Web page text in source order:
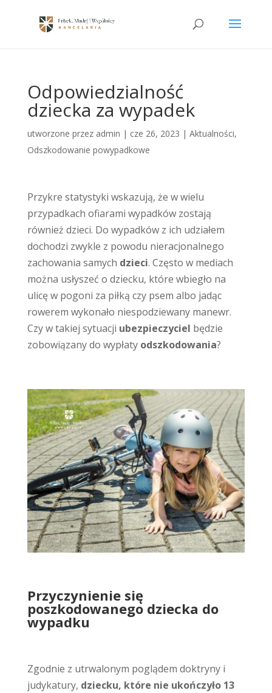
Odpowiedzialność
dziecka za wypadek
utworzone przez admin | cze 26, 2023 | Aktualności,
Odszkodowanie powypadkowe
Przykre statystyki wskazują, że w wielu
przypadkach ofiarami wypadków zostają
również dzieci. Do wypadków z ich udziałem
dochodzi zwykle z powodu nieracjonalnego
zachowania samych dzieci. Często w mediach
można usłyszeć o dziecku, które wbiegło na
ulicę w pogoni za piłką czy psem albo jadąc
rowerem wykonało niespodziewany manewr.
Czy w takiej sytuacji ubezpieczyciel będzie
zobowiązany do wypłaty odszkodowania?
Przyczynienie się
poszkodowanego dziecka do
wypadku
Zgodnie z utrwalonym poglądem doktryny i
judykatury, dziecku, które nie ukończyło 13